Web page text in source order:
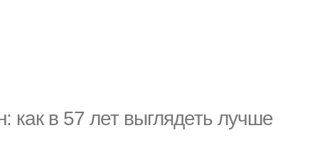
в 57 лет выглядеть лучше